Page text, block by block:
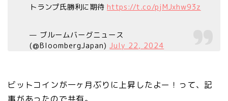
トランプ氏勝利に期待 https://t.co/pjMJxhw93z
— ブルームバーグニュース
(@BloombergJapan)July 22, 2024
ビットコインが一ヶ月ぶりに上昇したよー！って、記